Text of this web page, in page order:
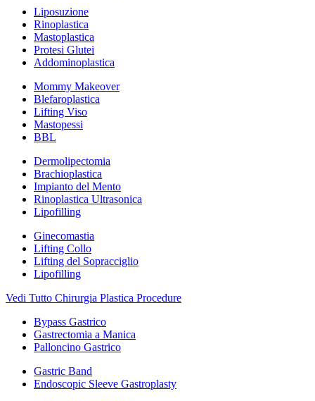
Liposuzione
Rinoplastica
Mastoplastica
Protesi Glutei
Addominoplastica
Mommy Makeover
Blefaroplastica
Lifting Viso
Mastopessi
BBL
Dermolipectomia
Brachioplastica
Impianto del Mento
Rinoplastica Ultrasonica
Lipofilling
Ginecomastia
Lifting Collo
Lifting del Sopracciglio
Lipofilling
Vedi Tutto Chirurgia Plastica Procedure
Bypass Gastrico
Gastrectomia a Manica
Palloncino Gastrico
Gastric Band
Endoscopic Sleeve Gastroplasty